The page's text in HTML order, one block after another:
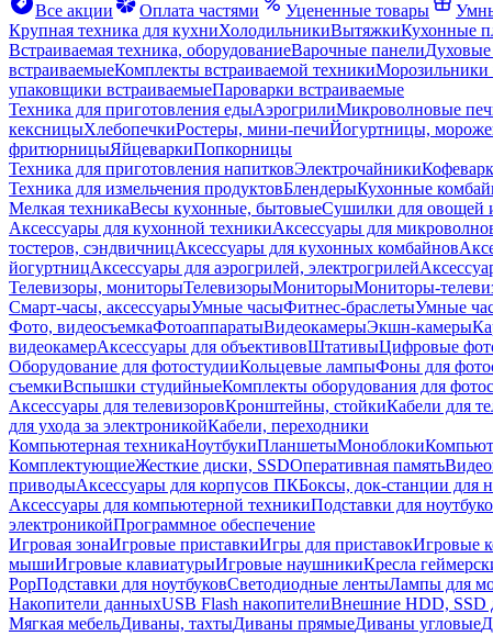
Все акции
Оплата частями Уцененные товары
Крупная техника для кухниХолодильникиВытяжкиКухонные
Встраиваемая техника, оборудованиеВарочные панели
встраиваемыеКомплекты встраиваемой техникиМорозильники
упаковщики встраиваемыеПароварки встраиваемые
Техника для приготовления едыАэрогрилиМикроволновые
кексницыХлебопечкиРостеры, мини-печиЙогуртницы,
фритюрницыЯйцеваркиПопкорницы
Техника для приготовления напитковЭлектрочайники
Техника для измельчения продуктовБлендерыКухонные
Мелкая техникаВесы кухонные, бытовыеСушилки для овощей
Аксессуары для кухонной техникиАксессуары для
тостеров, сэндвичницАксессуары для кухонных комбайнов
йогуртницАксессуары для аэрогрилей, электрогрилей
Телевизоры, мониторыТелевизорыМониторыМониторы-
Смарт-часы, аксессуарыУмные часыФитнес-браслетыУмные
Фото, видеосъемкаФотоаппаратыВидеокамерыЭкшн-камеры
видеокамерАксессуары для объективовШтативыЦифровые
Оборудование для фотостудииКольцевые лампыФоны для
съемкиВспышки студийныеКомплекты оборудования для
Аксессуары для телевизоровКронштейны, стойкиКабели для
для ухода за электроникойКабели, переходники
Компьютерная техникаНоутбукиПланшетыМоноблоки
КомплектующиеЖесткие диски, SSDОперативная память
приводыАксессуары для корпусов ПКБоксы, док-станции для
Аксессуары для компьютерной техникиПодставки для
электроникойПрограммное обеспечение
Игровая зонаИгровые приставкиИгры для приставокИгровые
мышиИгровые клавиатурыИгровые наушникиКресла
PopПодставки для ноутбуковСветодиодные лентыЛампы для
Накопители данныхUSB Flash накопителиВнешние HDD, SSD
Мягкая мебельДиваны, тахтыДиваны прямыеДиваны угловые